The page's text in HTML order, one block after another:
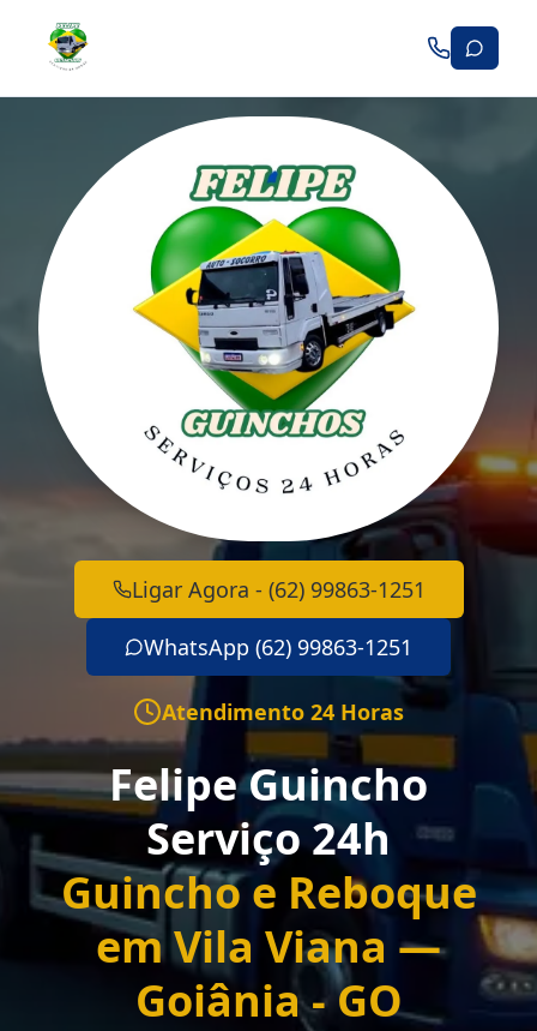
Ligar Agora - (62) 99863-1251
WhatsApp (62) 99863-1251
Atendimento 24 Horas
Felipe Guincho
Serviço 24h
Guincho e Reboque
em Vila Viana —
Goiânia - GO